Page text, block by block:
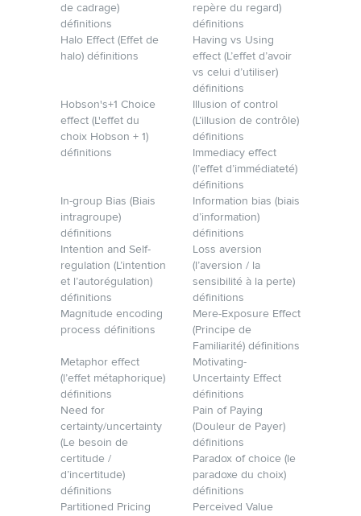
de cadrage)
définitions
repère du regard)
définitions
Halo Effect (Effet de
halo) définitions
Having vs Using
effect (L’effet d’avoir
vs celui d’utiliser)
définitions
Hobson's+1 Choice
effect (L'effet du
choix Hobson + 1)
définitions
Illusion of control
(L’illusion de contrôle)
définitions
Immediacy effect
(l’effet d’immédiateté)
définitions
In-group Bias (Biais
intragroupe)
définitions
Information bias (biais
d’information)
définitions
Intention and Self-
regulation (L’intention
et l’autorégulation)
définitions
Loss aversion
(l’aversion / la
sensibilité à la perte)
définitions
Magnitude encoding
process définitions
Mere-Exposure Effect
(Principe de
Familiarité) définitions
Metaphor effect
(l’effet métaphorique)
définitions
Motivating-
Uncertainty Effect
définitions
Need for
certainty/uncertainty
(Le besoin de
certitude /
d’incertitude)
définitions
Pain of Paying
(Douleur de Payer)
définitions
Paradox of choice (le
paradoxe du choix)
définitions
Partitioned Pricing
Perceived Value